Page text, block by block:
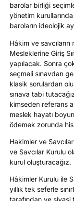
barolar birliği
yönetim
baroların ideolojik
Hâkim ve
Mesleklerine Giriş
yapılacak. Sonra
seçmeli sınavdan
klasik sorulardan
sınava tabi
kimseden referans
meslek hayatı
ödemek zorunda
Hakimler ve
ve Savcılar Kurulu
kurul oluşturacağız.
Hâkimler Kurulu ile
yıllık tek seferle